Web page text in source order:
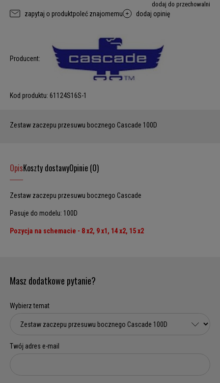
dodaj do przechowalni
zapytaj o produktpoleć znajomemu dodaj opinię
Producent:
Kod produktu: 61124S16S-1
Zestaw zaczepu przesuwu bocznego Cascade 100D
OpisKoszty dostawyOpinie (0)
Zestaw zaczepu przesuwu bocznego Cascade
Pasuje do modelu: 100D
Pozycja na schemacie - 8 x2, 9 x1, 14 x2, 15 x2
Masz dodatkowe pytanie?